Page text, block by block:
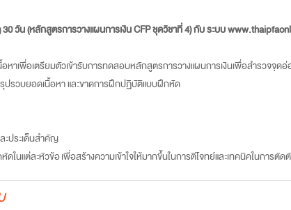
วัน (หลักสูตรการวางแผนการเงิน CFP ชุดวิชาที่ 4) กับ ระบบ
าเพื่อเตรียมตัวเข้ารับการทดสอบหลักสูตรการวางแผนการเงินเพื่อสำรวจจุด
ปรวบยอดเนื้อหา และขาดการฝึกปฏิบัติแบบฝึกหัด
ะประเด็นสำคัญ
ในแต่ละหัวข้อเพื่อสร้างความเข้าใจให้มากขึ้นในการตีโจทย์และเทคนิคในการตัด